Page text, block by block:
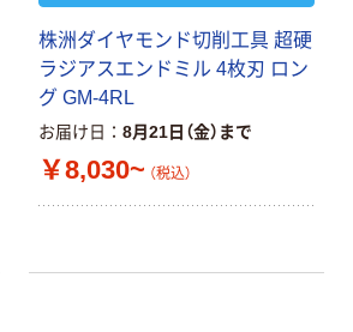
株洲ダイヤモンド切削工具 超硬
ラジアスエンドミル 4枚刃 ロン
グ GM-4RL
お届け日 8月21日（金）まで
￥8,030~ （税込）